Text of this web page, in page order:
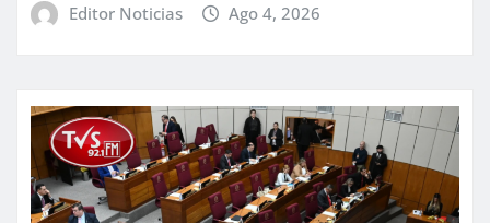
Editor Noticias Ago 4, 2026